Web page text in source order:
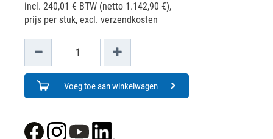
incl. 240,01 € BTW (netto 1.142,90 €),
prijs per stuk, excl. verzendkosten
Voeg toe aan winkelwagen